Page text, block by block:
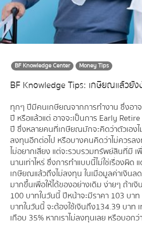
BF Knowledge Center Money Tips
BF Knowledge Tips: เกษียณแล้วยั
ทุกๆ ปีมีคนเกษียณจากการทำงาน ซึ่งอา
ปี หรือแล้วแต่ อาจจะเป็นการ Early
ปี ซึ่งหลายคนที่เกษียณมักจะคิดว่าตัวเอง
ลงทุนอีกต่อไป หรือบางคนคิดว่าไม่ควรลง
ไม่อยากเสี่ยง แต่จะรวบรวมทรัพย์สินที่มี เพื่
นานเท่าไหร่ ซึ่งการทำแบบนี้ไม่ใช่เรื่องผิด
เกษียณแล้วถึงไม่ลงทุน ในเมื่อมูลค่าเงินล
มากขึ้นเพื่อให้ได้ของอย่างเดิม ง่ายๆ ถ้าเ
100 บาทในวันนี้ ปีหน้าจะมีราคา 103 บา
บาทในวันนี้ จะต้องใช้เงินถึง134.39 บาท
เกือบ 35% หากเราไม่ลงทุนเลย หรือบอก